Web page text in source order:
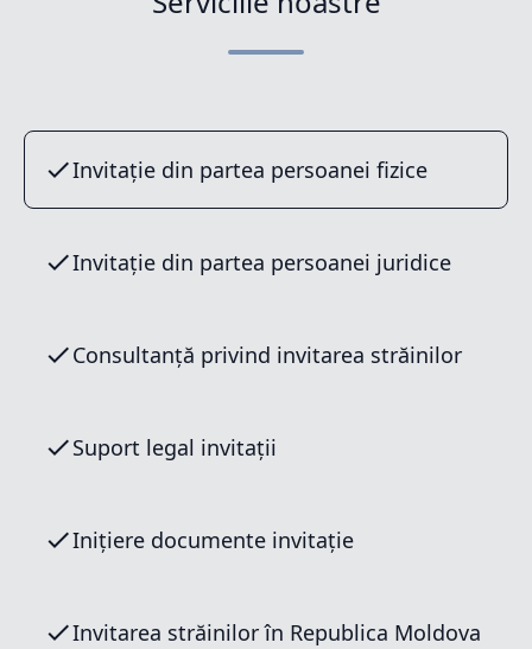
Invitație din partea persoanei fizice
Invitație din partea persoanei juridice
Consultanță privind invitarea străinilor
Suport legal invitații
Inițiere documente invitație
Invitarea străinilor în Republica Moldova